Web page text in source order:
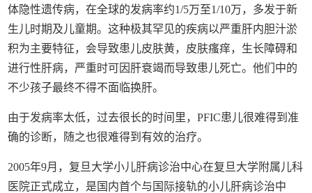
体隐性遗传病，在全球的发病率约1/5万至1/10万，多发于新
生儿时期及儿童期。这种极其罕见的疾病以严重肝内胆汁淤
积为主要特征，会导致患儿皮肤黄，皮肤瘙痒，生长障碍和
进行性肝病，严重时可因肝衰竭而导致患儿死亡。他们中的
不少孩子最终不得不面临换肝。
由于发病率太低，过去很长的时间里，PFIC患儿很难得到准
确的诊断，随之也很难得到有效的治疗。
2005年9月，复旦大学小儿肝病诊治中心在复旦大学附属儿科
医院正式成立，是国内首个与国际接轨的小儿肝病诊治中